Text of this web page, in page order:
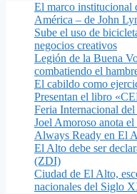
El marco institucional
América – de John
Sube el uso de
negocios creativos
Legión de la Buena
combatiendo el
El cabildo como
Presentan el libro
Feria Internacional
Joel Amoroso anota
Always Ready en El
El Alto debe ser
(ZDI)
Ciudad de El Alto,
nacionales del Siglo